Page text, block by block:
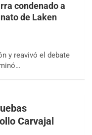
condenado a
de Laken
y reavivó el debate
Carvajal